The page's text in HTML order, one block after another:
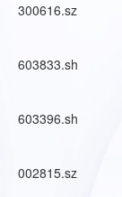
300616.sz
603833.sh
603396.sh
002815.sz